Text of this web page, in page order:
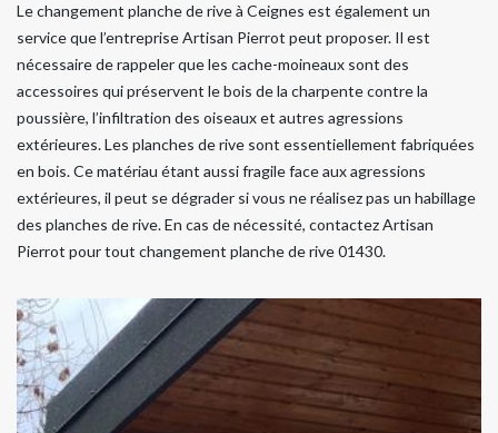
Le changement planche de rive à Ceignes est également un
service que l’entreprise Artisan Pierrot peut proposer. Il est
nécessaire de rappeler que les cache-moineaux sont des
accessoires qui préservent le bois de la charpente contre la
poussière, l’infiltration des oiseaux et autres agressions
extérieures. Les planches de rive sont essentiellement fabriquées
en bois. Ce matériau étant aussi fragile face aux agressions
extérieures, il peut se dégrader si vous ne réalisez pas un habillage
des planches de rive. En cas de nécessité, contactez Artisan
Pierrot pour tout changement planche de rive 01430.